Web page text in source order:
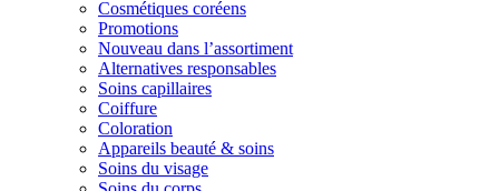
Cosmétiques coréens
Promotions
Nouveau dans l’assortiment
Alternatives responsables
Soins capillaires
Coiffure
Coloration
Appareils beauté & soins
Soins du visage